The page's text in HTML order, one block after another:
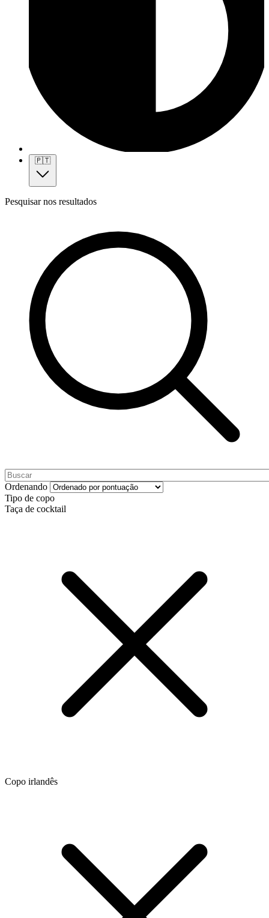
🇵🇹
Pesquisar nos resultados
Ordenando
Tipo de copo
Taça de cocktail
Copo irlandês